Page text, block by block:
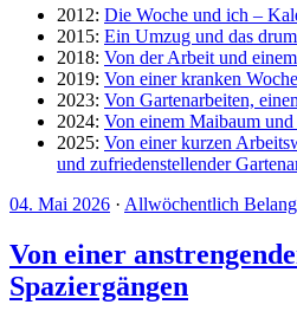
2012: Die Woche und ich –
2015: Ein Umzug und das
2018: Von der Arbeit und
2019: Von einer kranken Woche
2023: Von Gartenarbeiten,
2024: Von einem Maibaum
2025: Von einer kurzen
und zufriedenstellender
04. Mai 2026 · Allwöchentlich
Von einer
Spaziergängen